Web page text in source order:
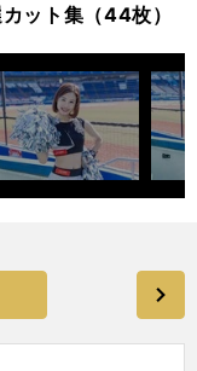
ット集（44枚）